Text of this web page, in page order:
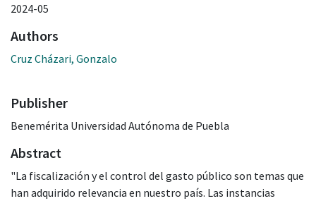
2024-05
Authors
Cruz Cházari, Gonzalo
Publisher
Benemérita Universidad Autónoma de Puebla
Abstract
"La fiscalización y el control del gasto público son temas que
han adquirido relevancia en nuestro país. Las instancias